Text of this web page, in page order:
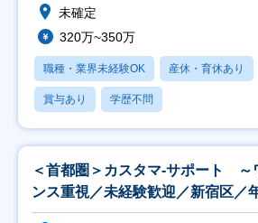
未確定
320万~350万
職種・業界未経験OK 産休・育休あり
賞与あり 学歴不問
＜首都圏＞カスタマ‐サポート ～
ンス重視／未経験歓迎／新宿区／